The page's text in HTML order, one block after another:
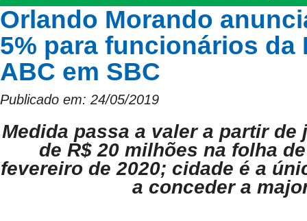
Orlando Morando
5% para funcionários da
ABC em SBC
Publicado em: 24/05/2019
Medida passa a valer a partir de
de R$ 20 milhões na folha
fevereiro de 2020; cidade é a
a conceder a